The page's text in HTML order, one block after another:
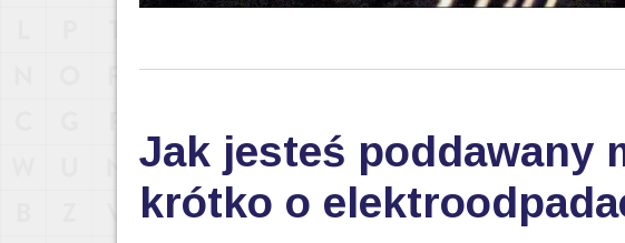
Jak jesteś poddawany
krótko o